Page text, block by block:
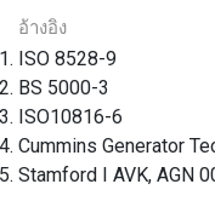
อ้างอิง
ISO 8528-9
BS 5000-3
ISO10816-6
Cummins Generator
Stamford I AVK, AGN